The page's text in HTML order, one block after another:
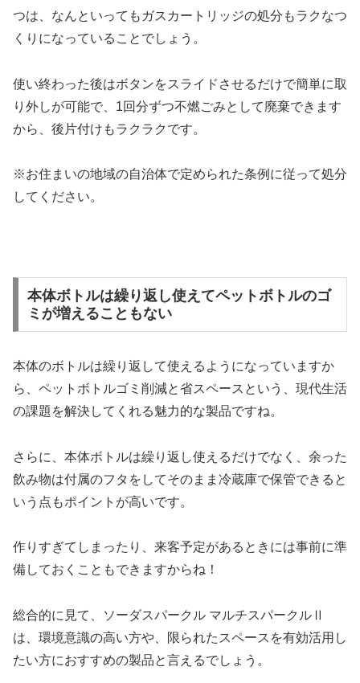
つは、なんといってもガスカートリッジの処分もラクなつ
くりになっていることでしょう。
使い終わった後はボタンをスライドさせるだけで簡単に取
り外しが可能で、1回分ずつ不燃ごみとして廃棄できます
から、後片付けもラクラクです。
※お住まいの地域の自治体で定められた条例に従って処分
してください。
本体ボトルは繰り返し使えてペットボトルのゴ
ミが増えることもない
本体のボトルは繰り返して使えるようになっていますか
ら、ペットボトルゴミ削減と省スペースという、現代生活
の課題を解決してくれる魅力的な製品ですね。
さらに、本体ボトルは繰り返し使えるだけでなく、余った
飲み物は付属のフタをしてそのまま冷蔵庫で保管できると
いう点もポイントが高いです。
作りすぎてしまったり、来客予定があるときには事前に準
備しておくこともできますからね！
総合的に見て、ソーダスパークル マルチスパークルⅡ
は、環境意識の高い方や、限られたスペースを有効活用し
たい方におすすめの製品と言えるでしょう。